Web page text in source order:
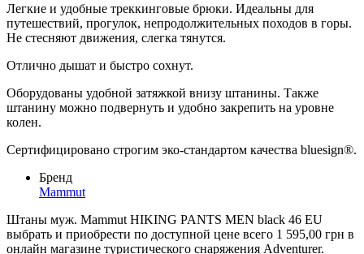
Легкие и удобные треккинговые брюки. Идеальны для
путешествий, прогулок, непродолжительных походов в горы.
Не стесняют движения, слегка тянутся.
Отлично дышат и быстро сохнут.
Оборудованы удобной затяжкой внизу штанины. Также
штанину можно подвернуть и удобно закрепить на уровне
колен.
Сертифицировано строгим эко-стандартом качества bluesign®.
Бренд
Mammut
Штаны муж. Mammut HIKING PANTS MEN black 46 EU
выбрать и приобрести по доступной цене всего 1 595,00 грн в
онлайн магазине туристического снаряжения Adventurer.